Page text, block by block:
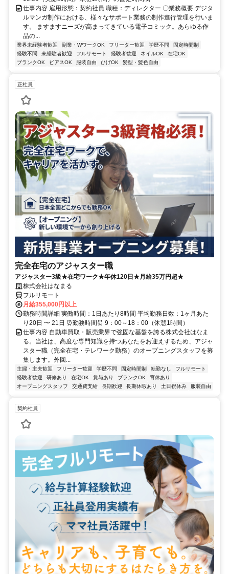
仕事内容 雇用形態：契約社員 職種：ディレクター 〇業務概要 デジタ
ルマンガ制作における、様々なサポート業務の制作進行管理を行いま
す。 ますますニーズが高まってきている電子コミック。あらゆる作
品の...
業界未経験者歓迎 副業・WワークOK フリーター歓迎 学歴不問
固定時間制
経験不問
未経験者歓迎 フルリモート 経験者歓迎 ネイルOK
在宅OK
ブランクOK
ピアスOK 服装自由 ひげOK 髪型・髪色自由
正社員
完全在宅のアジャスター職
アジャスター3級★在宅ワーク★年休120日★月給35万円超★
株式会社はなまる
フルリモート
月給355,000円以上
勤務時間詳細 実働時間：1日あたり8時間 平均勤務日数：1ヶ月あた
り20日 〜 21日 ⏰勤務時間⏰ 9：00～18：00（休憩1時間）
仕事内容 自動車買取・販売業界で強固な基盤を誇る株式会社はなま
る。当社は、高度な専門知識を持つあなたをお迎えするため、アジャ
スター職（完全在宅・テレワーク勤務）のオープニングスタッフを募
集します。外回...
主婦・主夫歓迎 フリーター歓迎 学歴不問 固定時間制 転勤なし
フルリモート
経験者歓迎
研修あり 在宅OK 賞与あり ブランクOK
育休あり
オープニングスタッフ
交通費支給 長期歓迎 長期休暇あり 土日祝休み 服装自由
契約社員